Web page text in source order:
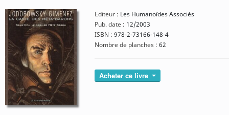
Editeur : Les Humanoïdes Associés
Pub. date : 12/2003
ISBN : 978-2-73166-148-4
Nombre de planches : 62
Acheter ce livre